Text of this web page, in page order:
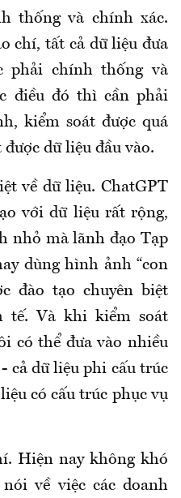
thống và chính xác.
chí, tất cả dữ liệu đưa
phải chính thống và
điều đó thì cần phải
kiểm soát được quá
dữ liệu đầu vào.
về dữ liệu. ChatGPT
với dữ liệu rất rộng,
nhỏ mà lãnh đạo Tạp
dùng hình ảnh “con
đào tạo chuyên biệt
tế. Và khi kiểm soát
có thể đưa vào nhiều
cả dữ liệu phi cấu trúc
có cấu trúc phục vụ
Hiện nay không khó
về việc các doanh